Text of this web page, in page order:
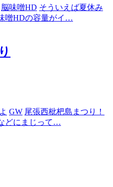
脳味噌HD そういえば夏休み
噌HDの容量がイ…
GW 尾張西枇杷島まつり！
どにまじって…